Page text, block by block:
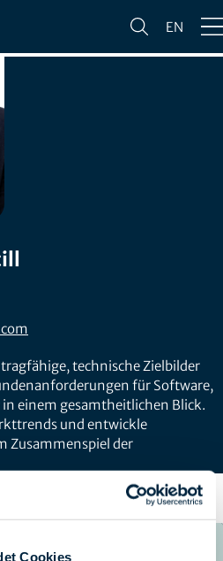
Cookies
EN
technische Zielbilder
für Software,
einem gesamtheitlichen Blick.
und entwickle
Zusammenspiel der
Dowertill